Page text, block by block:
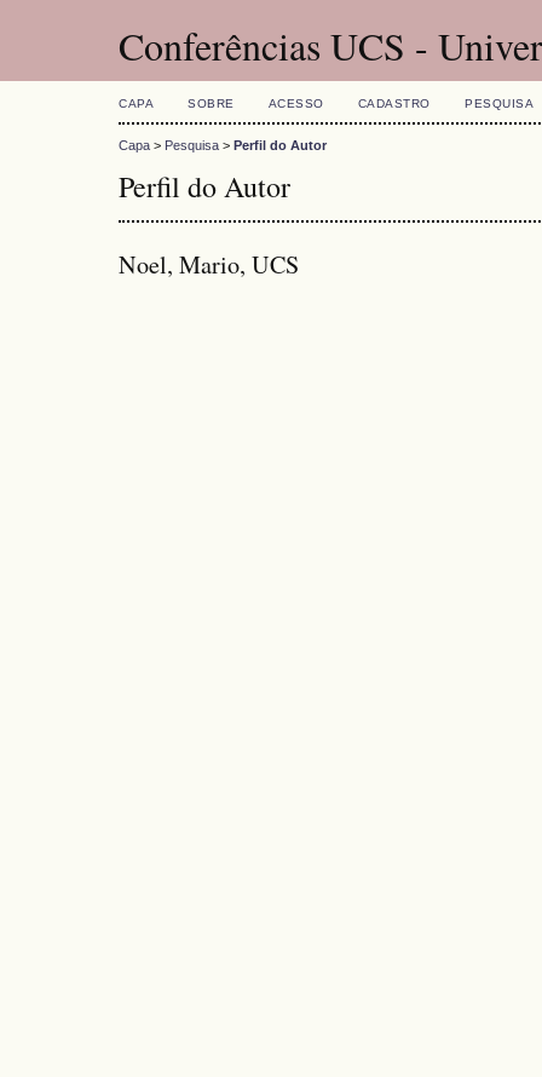
Conferências UCS -
CAPA SOBRE ACESSO CADASTRO PESQUISA
Capa > Pesquisa > Perfil do Autor
Perfil do Autor
Noel, Mario, UCS